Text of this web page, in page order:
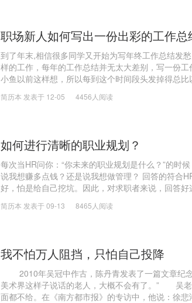
职场新人如何写出一份出彩的工作总
到了年末,相信很多同学又开始为写年终工作总结发
样的工作，每年的工作总结并无太大差别，写一份
小鱼以前这样想，所以每到这个时间段头发掉得总
有帮助
简历本 发表于 12-05 4456人阅读
如何进行清晰的职业规划？
每次当HR问你：“你未来的职业规划是什么？”的时
说我想赚多点钱？还是说我想做管理？ 回答的符合
好，怕是给自己挖坑。因此，对求职者来说，回答
简历本 发表于 09-13 8465人阅读
我不怕万人阻挡，只怕自己投降
2010年吴冠中作古，陈丹青发表了一篇文章纪念
美术界这样子说话的老人，大概不会有了。” 吴
面都不给。在《南方都市报》的专访中，他说：徐